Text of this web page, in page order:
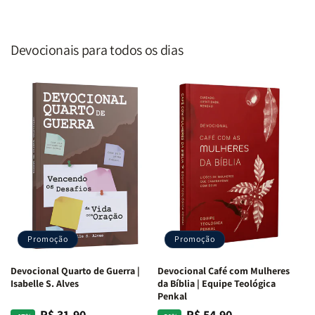
Devocionais para todos os dias
Promoção
Devocional Quarto de Guerra |
Isabelle S. Alves
Promoção
Devocional Café com Mulheres
da Bíblia | Equipe Teológica
Penkal